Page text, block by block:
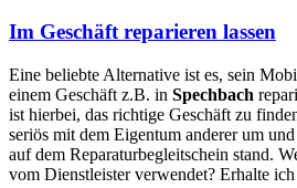
Im Geschäft reparieren lassen
Eine beliebte Alternative ist es, sein
einem Geschäft z.B. in Spechbach
ist hierbei, das richtige Geschäft zu
seriös mit dem Eigentum anderer um
auf dem Reparaturbegleitschein stand.
vom Dienstleister verwendet? Erhalte